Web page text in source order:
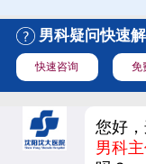
男科疑问快速
快速咨询 免
您好
男科主